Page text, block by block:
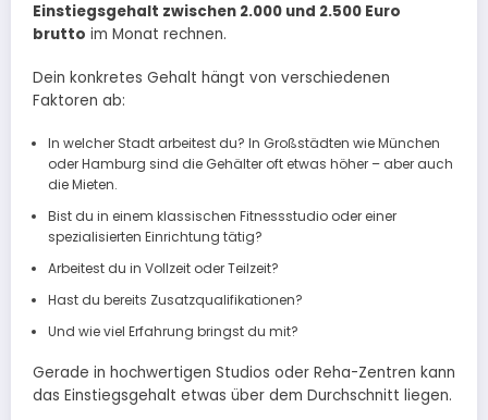
Einstiegsgehalt zwischen 2.000 und 2.500 Euro
brutto im Monat rechnen.
Dein konkretes Gehalt hängt von verschiedenen
Faktoren ab:
In welcher Stadt arbeitest du? In Großstädten wie München
oder Hamburg sind die Gehälter oft etwas höher – aber auch
die Mieten.
Bist du in einem klassischen Fitnessstudio oder einer
spezialisierten Einrichtung tätig?
Arbeitest du in Vollzeit oder Teilzeit?
Hast du bereits Zusatzqualifikationen?
Und wie viel Erfahrung bringst du mit?
Gerade in hochwertigen Studios oder Reha-Zentren kann
das Einstiegsgehalt etwas über dem Durchschnitt liegen.